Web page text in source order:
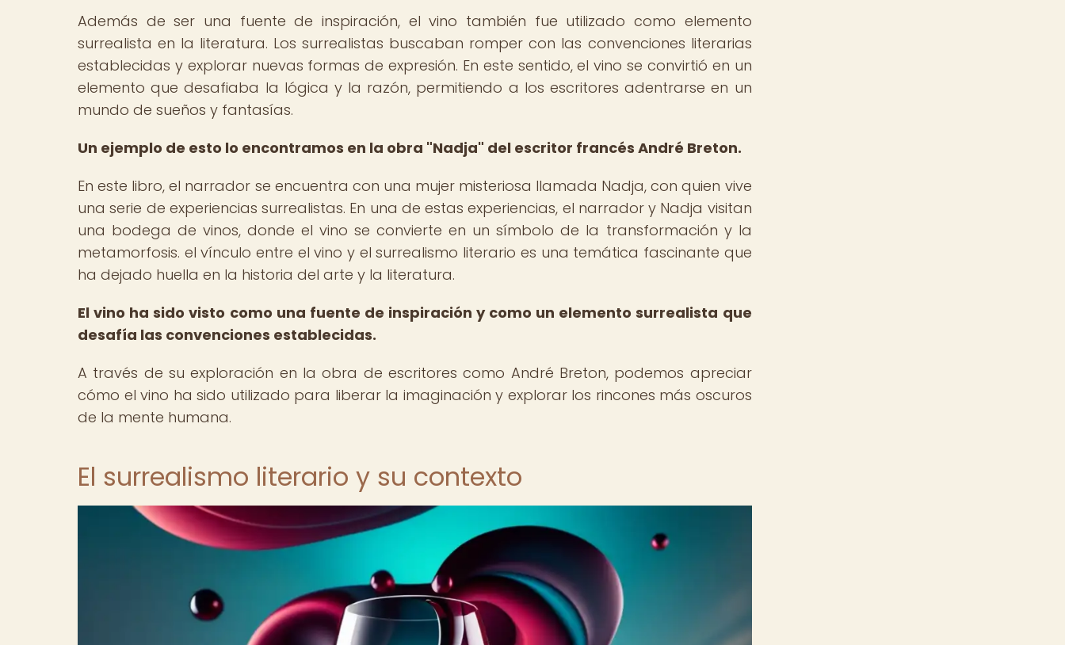
Además de ser una fuente de inspiración, el vino también fue utilizado como elemento
surrealista en la literatura. Los surrealistas buscaban romper con las convenciones literarias
establecidas y explorar nuevas formas de expresión. En este sentido, el vino se convirtió en un
elemento que desafiaba la lógica y la razón, permitiendo a los escritores adentrarse en un
mundo de sueños y fantasías.
Un ejemplo de esto lo encontramos en la obra "Nadja" del escritor francés André Breton.
En este libro, el narrador se encuentra con una mujer misteriosa llamada Nadja, con quien vive
una serie de experiencias surrealistas. En una de estas experiencias, el narrador y Nadja visitan
una bodega de vinos, donde el vino se convierte en un símbolo de la transformación y la
metamorfosis. el vínculo entre el vino y el surrealismo literario es una temática fascinante que
ha dejado huella en la historia del arte y la literatura.
El vino ha sido visto como una fuente de inspiración y como un elemento surrealista que
desafía las convenciones establecidas.
A través de su exploración en la obra de escritores como André Breton, podemos apreciar
cómo el vino ha sido utilizado para liberar la imaginación y explorar los rincones más oscuros
de la mente humana.
El surrealismo literario y su contexto